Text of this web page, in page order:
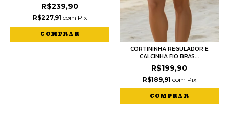
R$239,90
R$227,91 com Pix
COMPRAR
CORTININHA REGULADOR E
CALCINHA FIO BRAS...
R$199,90
R$189,91 com Pix
COMPRAR